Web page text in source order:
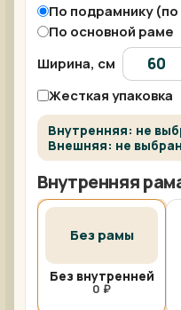
По подрамнику
По основной раме
Ширина, см
Жесткая упаковка
Внутренняя: не
Внешняя: не
Внутренняя
Без рамы
Без внутренней
0 ₽